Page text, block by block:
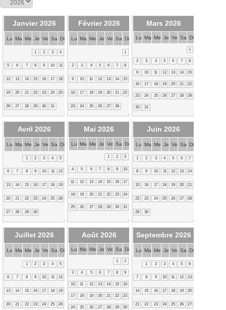
Janvier 2026
Lu Ma Me Je Ve Sa Di
1 2 3 4
5 6 7 8 9 10 11
12 13 14 15 16 17 18
19 20 21 22 23 24 25
26 27 28 29 30 31
Février 2026
Lu Ma Me Je Ve Sa Di
1
2 3 4 5 6 7 8
9 10 11 12 13 14 15
16 17 18 19 20 21 22
23 24 25 26 27 28
Mars 2026
Lu Ma Me Je Ve Sa Di
1
2 3 4 5 6 7 8
9 10 11 12 13 14 15
16 17 18 19 20 21 22
23 24 25 26 27 28 29
30 31
Avril 2026
Lu Ma Me Je Ve Sa Di
1 2 3 4 5
6 7 8 9 10 11 12
13 14 15 16 17 18 19
20 21 22 23 24 25 26
27 28 29 30
Mai 2026
Lu Ma Me Je Ve Sa Di
1 2 3
4 5 6 7 8 9 10
11 12 13 14 15 16 17
18 19 20 21 22 23 24
25 26 27 28 29 30 31
Juin 2026
Lu Ma Me Je Ve Sa Di
1 2 3 4 5 6 7
8 9 10 11 12 13 14
15 16 17 18 19 20 21
22 23 24 25 26 27 28
29 30
Juillet 2026
Lu Ma Me Je Ve Sa Di
1 2 3 4 5
6 7 8 9 10 11 12
13 14 15 16 17 18 19
20 21 22 23 24 25 26
Août 2026
Lu Ma Me Je Ve Sa Di
1 2
3 4 5 6 7 8 9
10 11 12 13 14 15 16
17 18 19 20 21 22 23
24 25 26 27 28 29 30
Septembre 2026
Lu Ma Me Je Ve Sa Di
1 2 3 4 5 6
7 8 9 10 11 12 13
14 15 16 17 18 19 20
21 22 23 24 25 26 27